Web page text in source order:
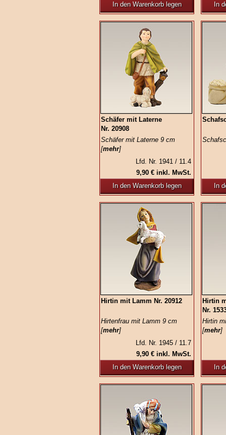
In den Warenkorb legen
In
Schäfer mit Laterne
Nr. 20908
Schäfer mit Laterne 9 cm
[mehr]
Lfd. Nr. 1941 / 11.4
9,90 € inkl. MwSt.
In den Warenkorb legen
In
Hirtin mit Lamm Nr. 20912
Hirtenfrau mit Lamm 9 cm
[mehr]
Lfd. Nr. 1945 / 11.7
9,90 € inkl. MwSt.
In den Warenkorb legen
Hirtin
Nr.
Hirtin
[mehr]
In